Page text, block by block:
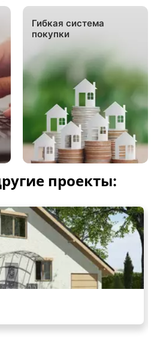
Гибкая система
покупки
проекты: